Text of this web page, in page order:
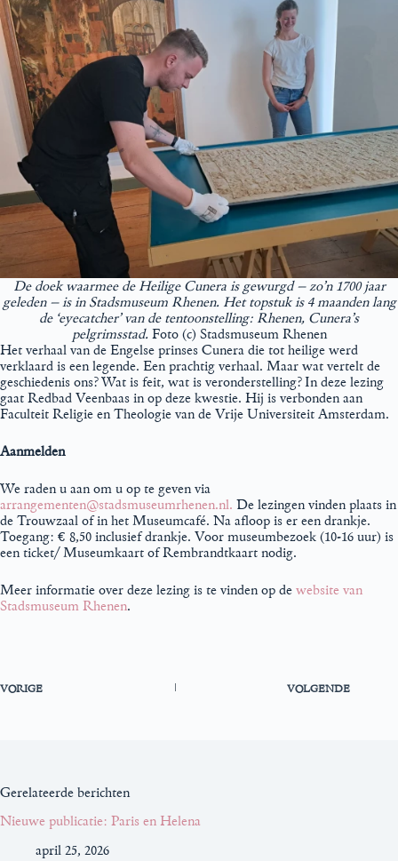
De doek waarmee de Heilige Cunera is gewurgd – zo’n 1700 jaar
geleden – is in Stadsmuseum Rhenen. Het topstuk is 4 maanden lang
de ‘eyecatcher’ van de tentoonstelling: Rhenen, Cunera’s
pelgrimsstad. Foto (c) Stadsmuseum Rhenen
Het verhaal van de Engelse prinses Cunera die tot heilige werd
verklaard is een legende. Een prachtig verhaal. Maar wat vertelt de
geschiedenis ons? Wat is feit, wat is veronderstelling? In deze lezing
gaat Redbad Veenbaas in op deze kwestie. Hij is verbonden aan
Faculteit Religie en Theologie van de Vrije Universiteit Amsterdam.
Aanmelden
We raden u aan om u op te geven via
arrangementen@stadsmuseumrhenen.nl. De lezingen vinden plaats in
de Trouwzaal of in het Museumcafé. Na afloop is er een drankje.
Toegang: € 8,50 inclusief drankje. Voor museumbezoek (10-16 uur) is
een ticket/ Museumkaart of Rembrandtkaart nodig.
Meer informatie over deze lezing is te vinden op de website van
Stadsmuseum Rhenen.
VORIGE VOLGENDE
Gerelateerde berichten
Nieuwe publicatie: Paris en Helena
april 25, 2026